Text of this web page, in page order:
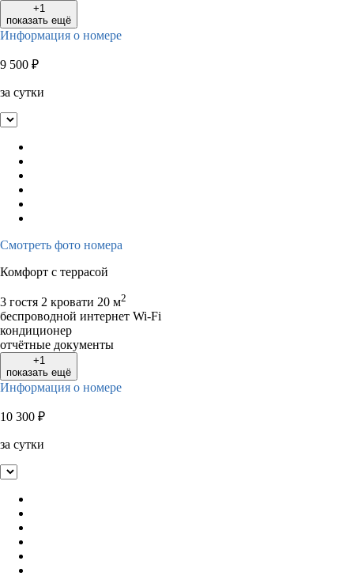
+1
показать ещё
Информация о номере
9 500 ₽
за сутки
Смотреть фото номера
Комфорт с террасой
3 гостя 2 кровати 20 м2
беспроводной интернет Wi-Fi
кондиционер
отчётные документы
+1
показать ещё
Информация о номере
10 300 ₽
за сутки